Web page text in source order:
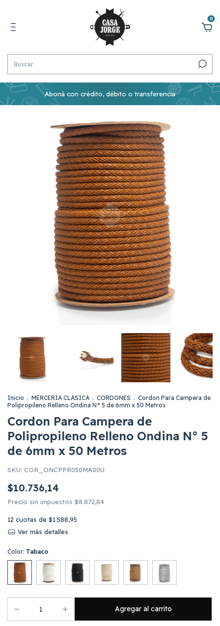
0
Aboná con crédito, débito o transferencia
Inicio . MERCERIA CLASICA . CORDONES . Cordon Para Campera de
Polipropileno Relleno Ondina N° 5 de 6mm x 50 Metros
Cordon Para Campera de
Polipropileno Relleno Ondina N° 5
de 6mm x 50 Metros
SKU: COR_ONCPPR050MA00U
$10.736,14
Precio sin impuestos $8.872,84
12 cuotas de $1.588,95
Ver más detalles
Color: Tabaco